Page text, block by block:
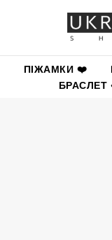
ПІЖАМКИ ❤️
БРАСЛЕТ